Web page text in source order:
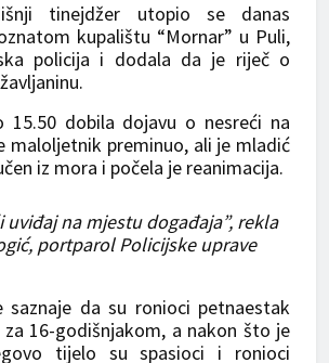
tinejdžer utopio se danas
kupalištu “Mornar” u Puli,
policija i dodala da je riječ o
15.50 dobila dojavu o nesreći na
maloljetnik preminuo, ali je mladić
iz mora i počela je reanimacija.
uviđaj na mjestu događaja”, rekla
portparol Policijske uprave
saznaje da su ronioci petnaestak
16-godišnjakom, a nakon što je
tijelo su spasioci i ronioci